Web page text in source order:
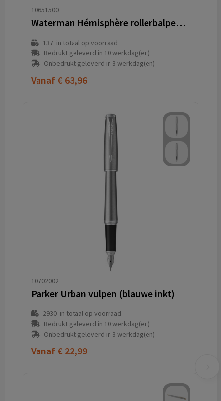
10651500
Waterman Hémisphère rollerbalpen (zwarte inkt)
137in totaal op voorraad
Bedrukt geleverd in 10 werkdag(en)
Onbedrukt geleverd in 3 werkdag(en)
Vanaf € 63,96
10702002
Parker Urban vulpen (blauwe inkt)
2930in totaal op voorraad
Bedrukt geleverd in 10 werkdag(en)
Onbedrukt geleverd in 3 werkdag(en)
Vanaf € 22,99